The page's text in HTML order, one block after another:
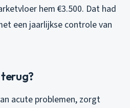
hem €3.500. Dat had
een jaarlijkse controle van
acute problemen, zorgt